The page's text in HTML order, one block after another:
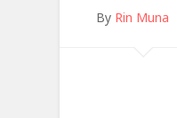
By Rin Muna